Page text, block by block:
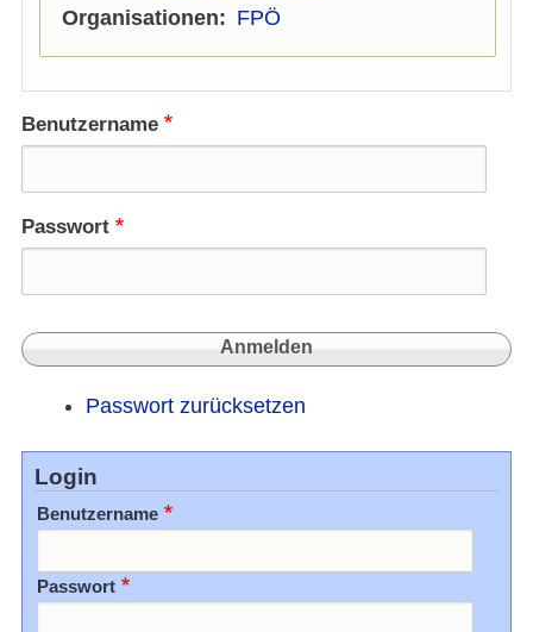
Organisationen
FPÖ
Benutzername
Passwort
Passwort zurücksetzen
Login
Benutzername
Passwort